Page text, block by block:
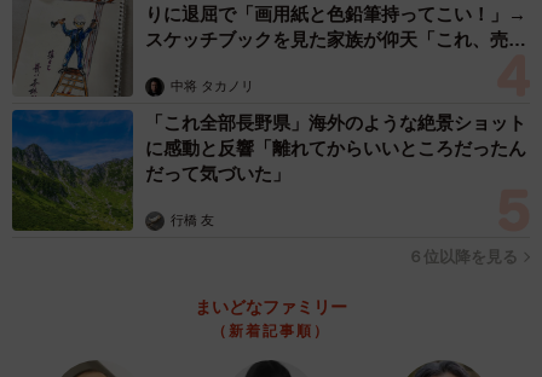
りに退屈で「画用紙と色鉛筆持ってこい！」→
スケッチブックを見た家族が仰天「これ、売れ
中将 タカノリ
「これ全部長野県」海外のような絶景ショット
に感動と反響「離れてからいいところだったん
だって気づいた」
行橋 友
６位以降を見る
まいどなファミリー
（新着記事順）